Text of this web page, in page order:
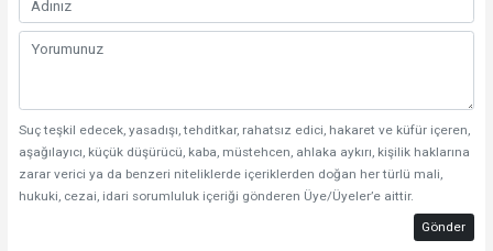
Suç teşkil edecek, yasadışı, tehditkar, rahatsız edici, hakaret ve küfür içeren,
aşağılayıcı, küçük düşürücü, kaba, müstehcen, ahlaka aykırı, kişilik haklarına
zarar verici ya da benzeri niteliklerde içeriklerden doğan her türlü mali,
hukuki, cezai, idari sorumluluk içeriği gönderen Üye/Üyeler’e aittir.
Gönder